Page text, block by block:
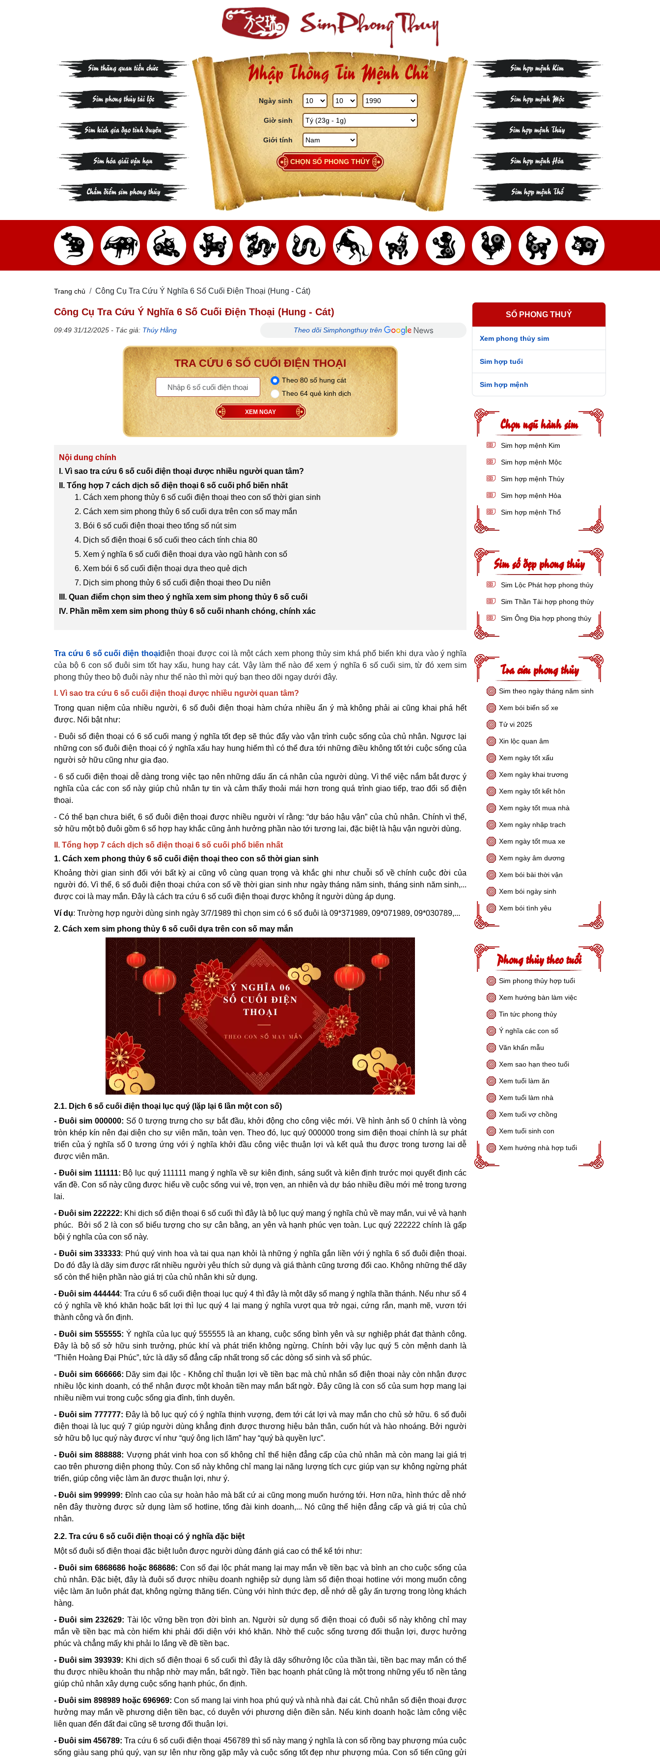
Sim thăng quan tiến chức
Sim phong thủy tài lộc
Sim kích gia đạo tình duyên
Sim hóa giải vận hạn
Chấm điểm sim phong thủy
Nhập Thông Tin Mệnh Chủ
Ngày sinh
Giờ sinh
Giới tính
CHỌN SỐ PHONG THỦY
Sim hợp mệnh Kim
Sim hợp mệnh Mộc
Sim hợp mệnh Thủy
Sim hợp mệnh Hỏa
Sim hợp mệnh Thổ
Trang chủ Công Cụ Tra Cứu Ý Nghĩa 6 Số Cuối Điện Thoại (Hung - Cát)
Công Cụ Tra Cứu Ý Nghĩa 6 Số Cuối Điện Thoại (Hung - Cát)
09:49 31/12/2025 - Tác giả: Thúy Hằng Theo dõi Simphongthuy trên
TRA CỨU 6 SỐ CUỐI ĐIỆN THOẠI
Theo 80 số hung cát
Theo 64 quẻ kinh dịch
XEM NGAY
Nội dung chính
I. Vì sao tra cứu 6 số cuối điện thoại được nhiều người quan tâm?
II. Tổng hợp 7 cách dịch số điện thoại 6 số cuối phổ biến nhất
1. Cách xem phong thủy 6 số cuối điện thoại theo con số thời gian sinh
2. Cách xem sim phong thủy 6 số cuối dựa trên con số may mắn
3. Bói 6 số cuối điện thoại theo tổng số nút sim
4. Dịch số điện thoại 6 số cuối theo cách tính chia 80
5. Xem ý nghĩa 6 số cuối điện thoại dựa vào ngũ hành con số
6. Xem bói 6 số cuối điện thoại dựa theo quẻ dịch
7. Dịch sim phong thủy 6 số cuối điện thoại theo Du niên
III. Quan điểm chọn sim theo ý nghĩa xem sim phong thủy 6 số cuối
IV. Phần mềm xem sim phong thủy 6 số cuối nhanh chóng, chính xác
Tra cứu 6 số cuối điện thoạiđiện thoại được coi là một cách xem phong thủy sim khá phổ biến khi dựa vào ý nghĩa
của bộ 6 con số đuôi sim tốt hay xấu, hung hay cát. Vậy làm thế nào để xem ý nghĩa 6 số cuối sim, từ đó xem sim
phong thủy theo bộ đuôi này như thế nào thì mời quý bạn theo dõi ngay dưới đây.
I. Vì sao tra cứu 6 số cuối điện thoại được nhiều người quan tâm?
Trong quan niệm của nhiều người, 6 số đuôi điện thoại hàm chứa nhiều ẩn ý mà không phải ai cũng khai phá hết
được. Nổi bật như:
- Đuôi số điện thoại có 6 số cuối mang ý nghĩa tốt đẹp sẽ thúc đẩy vào vận trình cuộc sống của chủ nhân. Ngược lại
những con số đuôi điện thoại có ý nghĩa xấu hay hung hiểm thì có thể đưa tới những điều không tốt tới cuộc sống của
người sở hữu cũng như gia đạo.
- 6 số cuối điện thoại dễ dàng trong việc tạo nên những dấu ấn cá nhân của người dùng. Vì thế việc nắm bắt được ý
nghĩa của các con số này giúp chủ nhân tự tin và cảm thấy thoải mái hơn trong quá trình giao tiếp, trao đổi số điện
thoại.
- Có thể bạn chưa biết, 6 số đuôi điện thoại được nhiều người ví rằng: “dự báo hậu vận” của chủ nhân. Chính vì thế,
sở hữu một bộ đuôi gồm 6 số hợp hay khắc cũng ảnh hưởng phần nào tới tương lai, đặc biệt là hậu vận người dùng.
II. Tổng hợp 7 cách dịch số điện thoại 6 số cuối phổ biến nhất
1. Cách xem phong thủy 6 số cuối điện thoại theo con số thời gian sinh
Khoảng thời gian sinh đối với bất kỳ ai cũng vô cùng quan trọng và khắc ghi như chuỗi số về chính cuộc đời của
người đó. Vì thế, 6 số đuôi điện thoại chứa con số về thời gian sinh như ngày tháng năm sinh, tháng sinh năm sinh,...
được coi là may mắn. Đây là cách tra cứu 6 số cuối điện thoại được không ít người dùng áp dụng.
Ví dụ: Trường hợp người dùng sinh ngày 3/7/1989 thì chọn sim có 6 số đuôi là 09*371989, 09*071989, 09*030789,...
2. Cách xem sim phong thủy 6 số cuối dựa trên con số may mắn
2.1. Dịch 6 số cuối điện thoại lục quý (lặp lại 6 lần một con số)
- Đuôi sim 000000: Số 0 tượng trưng cho sự bắt đầu, khởi động cho công việc mới. Về hình ảnh số 0 chính là vòng
tròn khép kín nên đại diện cho sự viên mãn, toàn vẹn. Theo đó, lục quý 000000 trong sim điện thoại chính là sự phát
triển của ý nghĩa số 0 tương ứng với ý nghĩa khởi đầu công việc thuận lợi và kết quả thu được trong tương lai dễ
được viên mãn.
- Đuôi sim 111111: Bộ lục quý 111111 mang ý nghĩa về sự kiên định, sáng suốt và kiên định trước mọi quyết định các
vấn đề. Con số này cũng được hiểu về cuộc sống vui vẻ, trọn vẹn, an nhiên và dự báo nhiều điều mới mẻ trong tương
lai.
- Đuôi sim 222222: Khi dịch số điện thoại 6 số cuối thì đây là bộ lục quý mang ý nghĩa chủ về may mắn, vui vẻ và hạnh
phúc. Bởi số 2 là con số biểu tượng cho sự cân bằng, an yên và hạnh phúc vẹn toàn. Lục quý 222222 chính là gấp
bội ý nghĩa của con số này.
- Đuôi sim 333333: Phú quý vinh hoa và tai qua nạn khỏi là những ý nghĩa gắn liền với ý nghĩa 6 số đuôi điện thoại.
Do đó đây là dãy sim được rất nhiều người yêu thích sử dụng và giá thành cũng tương đối cao. Không những thế dãy
số còn thể hiện phần nào giá trị của chủ nhân khi sử dụng.
- Đuôi sim 444444: Tra cứu 6 số cuối điện thoại lục quý 4 thì đây là một dãy số mang ý nghĩa thần thánh. Nếu như số 4
có ý nghĩa về khó khăn hoặc bất lợi thì lục quý 4 lại mang ý nghĩa vượt qua trở ngại, cứng rắn, mạnh mẽ, vươn tới
thành công và ổn định.
- Đuôi sim 555555: Ý nghĩa của lục quý 555555 là an khang, cuộc sống bình yên và sự nghiệp phát đạt thành công.
Đây là bộ số sở hữu sinh trưởng, phúc khí và phát triển không ngừng. Chính bởi vậy lục quý 5 còn mệnh danh là
“Thiên Hoàng Đại Phúc”, tức là dãy số đẳng cấp nhất trong số các dòng số sinh và số phúc.
- Đuôi sim 666666: Dãy sim đại lộc - Không chỉ thuận lợi về tiền bạc mà chủ nhân số điện thoại này còn nhận được
nhiều lộc kinh doanh, có thể nhận được một khoản tiền may mắn bất ngờ. Đây cũng là con số của sum hợp mang lại
nhiều niềm vui trong cuộc sống gia đình, tình duyên.
- Đuôi sim 777777: Đây là bộ lục quý có ý nghĩa thịnh vượng, đem tới cát lợi và may mắn cho chủ sở hữu. 6 số đuôi
điện thoại là lục quý 7 giúp người dùng khẳng định được thương hiệu bản thân, cuốn hút và hào nhoáng. Bởi người
sở hữu bộ lục quý này được ví như “quý ông lịch lãm” hay “quý bà quyền lực”.
- Đuôi sim 888888: Vượng phát vinh hoa con số không chỉ thể hiện đẳng cấp của chủ nhân mà còn mang lại giá trị
cao trên phương diện phong thủy. Con số này không chỉ mang lại năng lượng tích cực giúp vạn sự không ngừng phát
triển, giúp công việc làm ăn được thuận lợi, như ý.
- Đuôi sim 999999: Đỉnh cao của sự hoàn hảo mà bất cứ ai cũng mong muốn hướng tới. Hơn nữa, hình thức dễ nhớ
nên đây thường được sử dụng làm số hotline, tổng đài kinh doanh,... Nó cũng thể hiện đẳng cấp và giá trị của chủ
nhân.
2.2. Tra cứu 6 số cuối điện thoại có ý nghĩa đặc biệt
Một số đuôi số điện thoại đặc biệt luôn được người dùng đánh giá cao có thể kể tới như:
- Đuôi sim 6868686 hoặc 868686: Con số đại lộc phát mang lại may mắn về tiền bạc và bình an cho cuộc sống của
chủ nhân. Đặc biệt, đây là đuôi số được nhiều doanh nghiệp sử dụng làm số điện thoại hotline với mong muốn công
việc làm ăn luôn phát đạt, không ngừng thăng tiến. Cùng với hình thức đẹp, dễ nhớ dễ gây ấn tượng trong lòng khách
hàng.
- Đuôi sim 232629: Tài lộc vững bền trọn đời bình an. Người sử dụng số điện thoại có đuôi số này không chỉ may
mắn về tiền bạc mà còn hiếm khi phải đối diện với khó khăn. Nhờ thế cuộc sống tương đối thuận lợi, được hưởng
phúc và chẳng mấy khi phải lo lắng về đề tiền bạc.
- Đuôi sim 393939: Khi dịch số điện thoại 6 số cuối thì đây là dãy sốhưởng lộc của thần tài, tiền bạc may mắn có thể
thu được nhiều khoản thu nhập nhờ may mắn, bất ngờ. Tiền bạc hoạnh phát cũng là một trong những yếu tố nền tảng
giúp chủ nhân xây dựng cuộc sống hạnh phúc, ổn định.
- Đuôi sim 898989 hoặc 696969: Con số mang lại vinh hoa phú quý và nhà nhà đại cát. Chủ nhân số điện thoại được
hưởng may mắn về phương diện tiền bạc, có duyên với phương diện điền sản. Nếu kinh doanh hoặc làm công việc
liên quan đến đất đai cũng sẽ tương đối thuận lợi.
- Đuôi sim 456789:Tra cứu 6 số cuối điện thoại 456789 thì số này mang ý nghĩa là con số rồng bay phượng múa cuộc
sống giàu sang phú quý, vạn sự lên như rồng gặp mây và cuộc sống tốt đẹp như phượng múa. Con số tiến cũng gửi
SỐ PHONG THUỶ
Xem phong thủy sim
Sim hợp tuổi
Sim hợp mệnh
Chọn ngũ hành sim
Sim hợp mệnh Kim
Sim hợp mệnh Mộc
Sim hợp mệnh Thủy
Sim hợp mệnh Hỏa
Sim hợp mệnh Thổ
Sim số đẹp phong thủy
Sim Lộc Phát hợp phong thủy
Sim Thần Tài hợp phong thủy
Sim Ông Địa hợp phong thủy
Tra cứu phong thủy
Sim theo ngày tháng năm sinh
Xem bói biển số xe
Tử vi 2025
Xin lộc quan âm
Xem ngày tốt xấu
Xem ngày khai trương
Xem ngày tốt kết hôn
Xem ngày tốt mua nhà
Xem ngày nhập trạch
Xem ngày tốt mua xe
Xem ngày âm dương
Xem bói bài thời vận
Xem bói ngày sinh
Xem bói tình yêu
Phong thủy theo tuổi
Sim phong thủy hợp tuổi
Xem hướng bàn làm việc
Tin tức phong thủy
Ý nghĩa các con số
Văn khấn mẫu
Xem sao hạn theo tuổi
Xem tuổi làm ăn
Xem tuổi làm nhà
Xem tuổi vợ chồng
Xem tuổi sinh con
Xem hướng nhà hợp tuổi